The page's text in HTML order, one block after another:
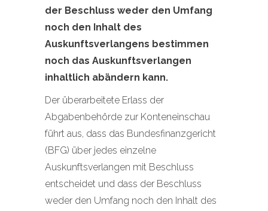
der Beschluss weder den Umfang
noch den Inhalt des
Auskunftsverlangens bestimmen
noch das Auskunftsverlangen
inhaltlich abändern kann.
Der überarbeitete Erlass der
Abgabenbehörde zur Konteneinschau
führt aus, dass das Bundesfinanzgericht
(BFG) über jedes einzelne
Auskunftsverlangen mit Beschluss
entscheidet und dass der Beschluss
weder den Umfang noch den Inhalt des